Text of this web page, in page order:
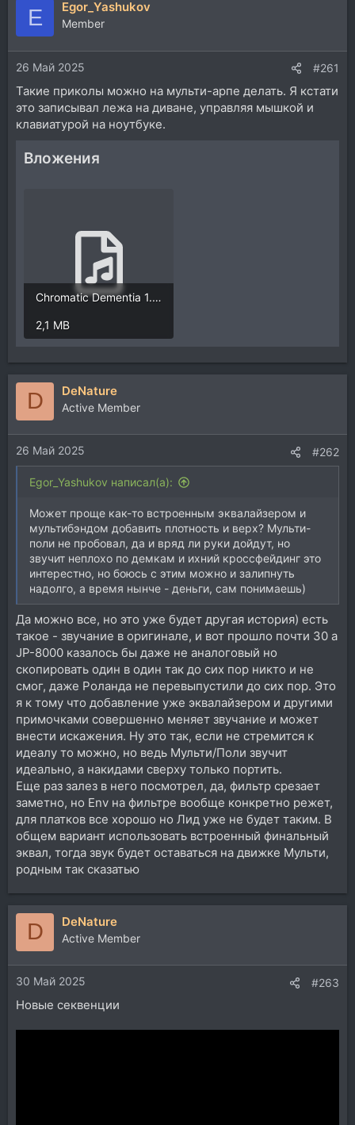
E Egor_Yashukov
Member
26 Май 2025 #261
Такие приколы можно на мульти-арпе делать. Я кстати
это записывал лежа на диване, управляя мышкой и
клавиатурой на ноутбуке.
Вложения
Chromatic Dementia 1.0.mp3
2,1 MB
D DeNature
Active Member
26 Май 2025 #262
Egor_Yashukov написал(а):
Может проще как-то встроенным эквалайзером и
мультибэндом добавить плотность и верх? Мульти-
поли не пробовал, да и вряд ли руки дойдут, но
звучит неплохо по демкам и ихний кроссфейдинг это
интерестно, но боюсь с этим можно и залипнуть
надолго, а время нынче - деньги, сам понимаешь)
Да можно все, но это уже будет другая история) есть
такое - звучание в оригинале, и вот прошло почти 30 а
JP-8000 казалось бы даже не аналоговый но
скопировать один в один так до сих пор никто и не
смог, даже Роланда не перевыпустили до сих пор. Это
я к тому что добавление уже эквалайзером и другими
примочками совершенно меняет звучание и может
внести искажения. Ну это так, если не стремится к
идеалу то можно, но ведь Мульти/Поли звучит
идеально, а накидами сверху только портить.
Еще раз залез в него посмотрел, да, фильтр срезает
заметно, но Env на фильтре вообще конкретно режет,
для платков все хорошо но Лид уже не будет таким. В
общем вариант использовать встроенный финальный
эквал, тогда звук будет оставаться на движке Мульти,
родным так сказатью
D DeNature
Active Member
30 Май 2025 #263
Новые секвенции